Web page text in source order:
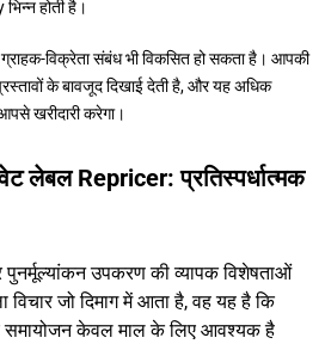
होती है।
विक्रेता संबंध भी विकसित हो सकता है। आपकी
के बावजूद दिखाई देती है, और यह अधिक
खरीदारी करेगा।
लेबल Repricer: प्रतिस्पर्धात्मक
उपकरण की व्यापक विशेषताओं
जो दिमाग में आता है, वह यह है कि
समायोजन केवल माल के लिए आवश्यक है